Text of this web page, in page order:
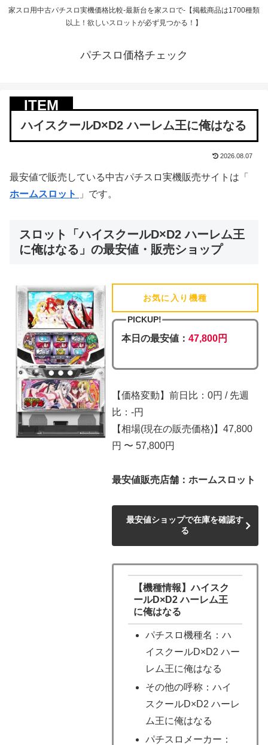
家スロ用中古パチスロ実機価格比較-最新台を家スロで-【掲載商品は1700種類
以上！欲しいスロットが必ず見つかる！】
パチスロ価格チェック
ハイスクールD×D2 ハーレム王に俺はなる
2026.08.07
最安値で販売している中古パチスロ実機販売サイトは「
ホームスロット
」です。
スロット「ハイスクールD×D2 ハーレム王
に俺はなる」の最安値・販売ショップ
お気に入り機種
PICKUP!
本日の最安値： 47,800円
【価格変動】前日比：0円 / 先週
比：-円
【相場(現在の販売価格)】47,800
円 〜 57,800円
最安値販売店舗：ホームスロット
最安値ショップで在庫を確認す
る
【機種情報】ハイスク
ールD×D2 ハーレム王
に俺はなる
パチスロ機種名：ハ
イスクールD×D2 ハー
レム王に俺はなる
その他の呼称：ハイ
スクールD×D2 ハーレ
ム王に俺はなる
パチスロメーカー：